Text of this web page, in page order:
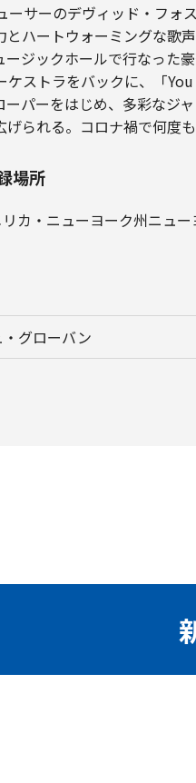
ーサーのデヴィッド・フォ
とハートウォーミングな歌
ジックホールで行なった
ケストラをバックに、「
ーパーをはじめ、多彩なジ
げられる。コロナ禍で何度
場所
カ・ニューヨーク州ニュ
グローバン